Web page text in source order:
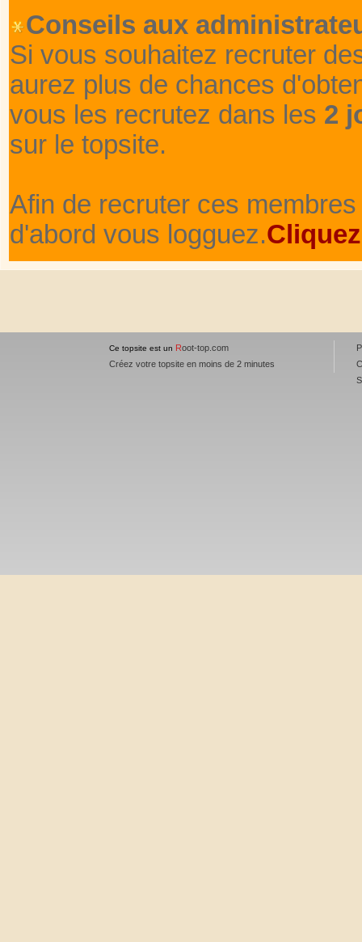
Conseils aux
Si vous souhaitez recruter
aurez plus de chances
vous les recrutez dans les 2
sur le topsite.
Afin de recruter ces
d'abord vous logguez.
Ce topsite est un Root-top.com
Créez votre topsite en moins de 2 minutes